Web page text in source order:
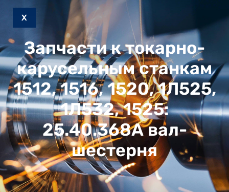
X
Запчасти к токарно-
карусельным станкам
1512, 1516, 1520, 1Л525,
1Л532, 1525:
25.40.368А вал-
шестерня